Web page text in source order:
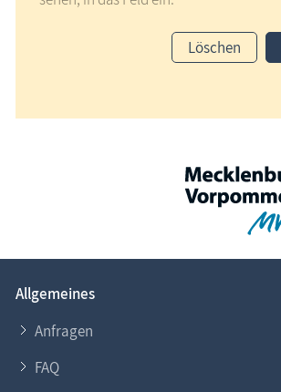
Löschen
Allgemeines
Anfragen
FAQ